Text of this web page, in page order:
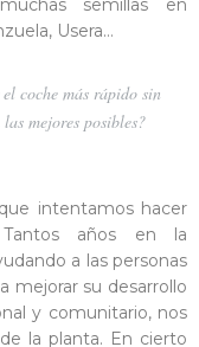
semillas en
Usera…
coche más rápido sin
mejores posibles?
intentamos hacer
años en la
a las personas
mejorar su desarrollo
y comunitario, nos
la planta. En cierto